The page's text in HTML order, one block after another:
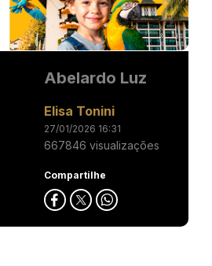
Abelardo Luz
Elisa Tonini
27/01/2026 16:31
667846 visualizações
Compartilhe